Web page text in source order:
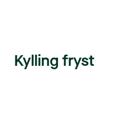
Kylling fryst